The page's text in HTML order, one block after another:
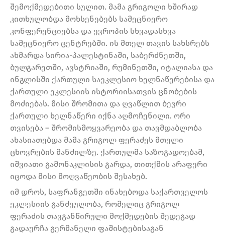
შემოქმედებითი სულით. მამა გრიგოლი ხშირად
კითხულობდა მოხსენებებს სამეცნიერო
კონფერენციებსა და ევროპის სხვადასხვა
სამეცნიერო ცენტრებში. ის მთელ თავის სახსრებს
ახმარდა სირია-პალესტინაში, საბერძნეთში,
ბულგარეთში, ავსტრიაში, რუმინეთში, იტალიასა და
ინგლისში ქართული საეკლესიო ხელნაწერებისა და
ქართული ეკლესიის ისტორიისათვის ცნობების
მოძიებას. მისი შრომითა და ღვაწლით ბევრი
ქართული ხელნაწერი იქნა აღმოჩენილი. ორი
თვისება – შრომისმოყვარეობა და თავმდაბლობა
ახასიათებდა მამა გრიგოლ ფერაძეს მთელი
ცხოვრების მანძილზე. ქართულმა საზოგადოებამ,
იშვიათი გამონაკლისის გარდა, თითქმის არაფერი
იცოდა მისი მოღვაწეობის შესახებ.
იმ დროს, საფრანგეთში ინახებოდა საქართველოს
ეკლესიის განძეულობა, რომელიც გრიგოლ
ფერაძის თავგანწირული მოქმედების შედეგად
გადაურჩა გერმანელი ფაშისტებისაგან